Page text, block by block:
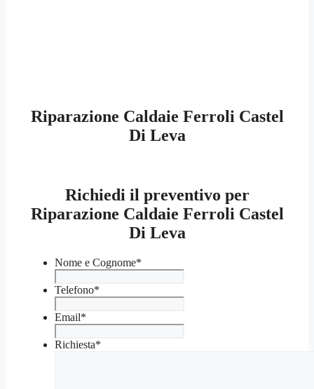
Riparazione Caldaie Ferroli Castel
Di Leva
Richiedi il preventivo per
Riparazione Caldaie Ferroli Castel
Di Leva
Nome e Cognome*
Telefono*
Email*
Richiesta*